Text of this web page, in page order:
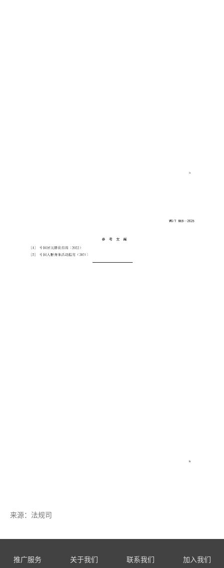
来源： 法规司
推广服务 关于我们 联系我们 加入我们